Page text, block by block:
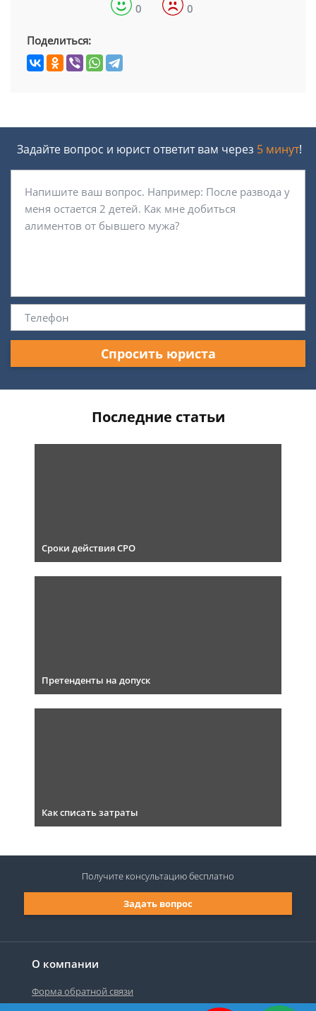
0 0
Поделиться:
Задайте вопрос и юрист ответит вам через 5 минут!
Спросить юриста
Последние статьи
Сроки действия СРО
Претенденты на допуск
Как списать затраты
О компании
Форма обратной связи
Задать вопрос
Получите консультациюбесплатно